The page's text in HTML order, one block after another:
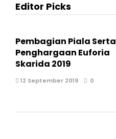
Editor Picks
Pembagian Piala Serta
Penghargaan Euforia
Skarida 2019
12 September 2019 0